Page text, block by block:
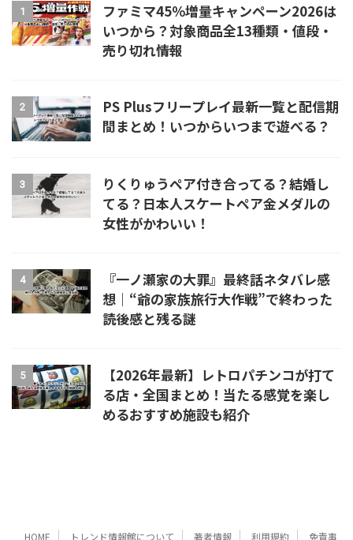
1
ファミマ45％増量キャンペーン2026は
いつから？対象商品全13種類・値段・
売り切れ情報
2
PS Plusフリープレイ最新一覧と配信期
間まとめ！いつからいつまで遊べる？
3
りくりゅうペア付き合ってる？結婚し
てる？日本人スケートペア金メダルの
女性がかわいい！
4
『一ノ瀬家の大罪』最終話ネタバレ感
想｜“爺の家族旅行大作戦”で終わった
読後感と残る謎
5
【2026年最新】レトロパチンコが打て
る店・全国まとめ！当たる感覚を楽し
めるおすすめ施設も紹介
HOME トレンド情報館について 著者情報 利用規約 免責事